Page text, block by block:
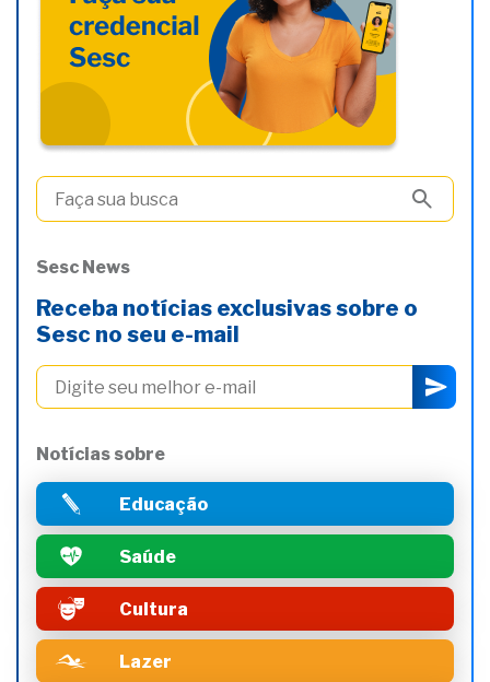
Sesc News
Receba notícias exclusivas sobre o
Sesc no seu e-mail
Notícias sobre
Educação
Saúde
Cultura
Lazer